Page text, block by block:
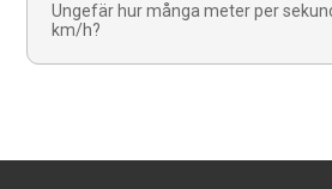
Ungefär hur många meter per
km/h?